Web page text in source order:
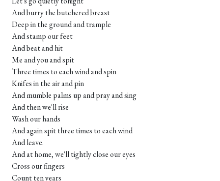
And burry the butchered breast
Deep in the ground and trample
And stamp our feet
And beat and hit
Me and you and spit
Three times to each wind and spin
Knifes in the air and pin
And mumble palms up and pray and sing
And then we'll rise
Wash our hands
And again spit three times to each wind
And leave.
And at home, we'll tightly close our eyes
Cross our fingers
Count ten years